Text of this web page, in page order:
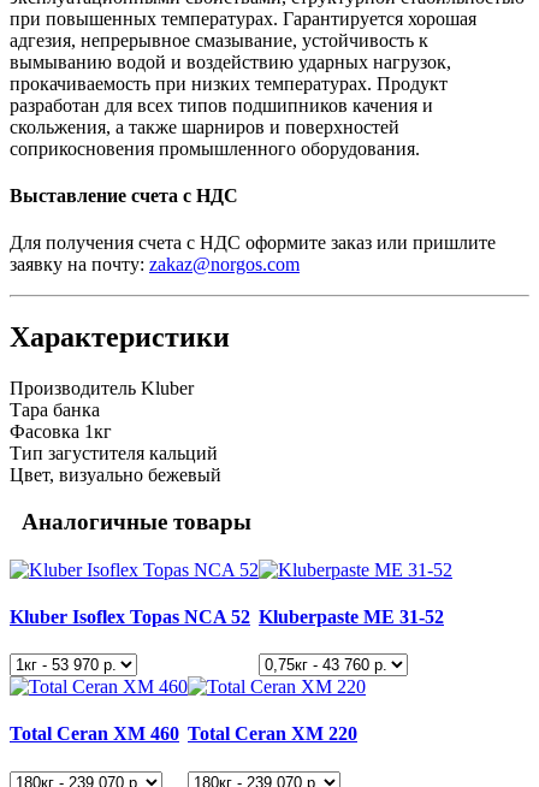
при повышенных температурах. Гарантируется хорошая
адгезия, непрерывное смазывание, устойчивость к
вымыванию водой и воздействию ударных нагрузок,
прокачиваемость при низких температурах. Продукт
разработан для всех типов подшипников качения и
скольжения, а также шарниров и поверхностей
соприкосновения промышленного оборудования.
Выставление счета с НДС
Для получения счета с НДС оформите заказ или пришлите
заявку на почту: zakaz@norgos.com
Характеристики
Производитель Kluber
Тара банка
Фасовка 1кг
Тип загустителя кальций
Цвет, визуально бежевый
Аналогичные товары
Kluber Isoflex Topas NCA 52 Kluberpaste ME 31-52
Total Ceran XM 460 Total Ceran XM 220